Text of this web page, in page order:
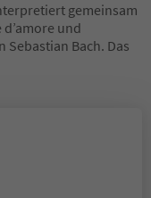
gemeinsam
und
Sebastian Bach. Das